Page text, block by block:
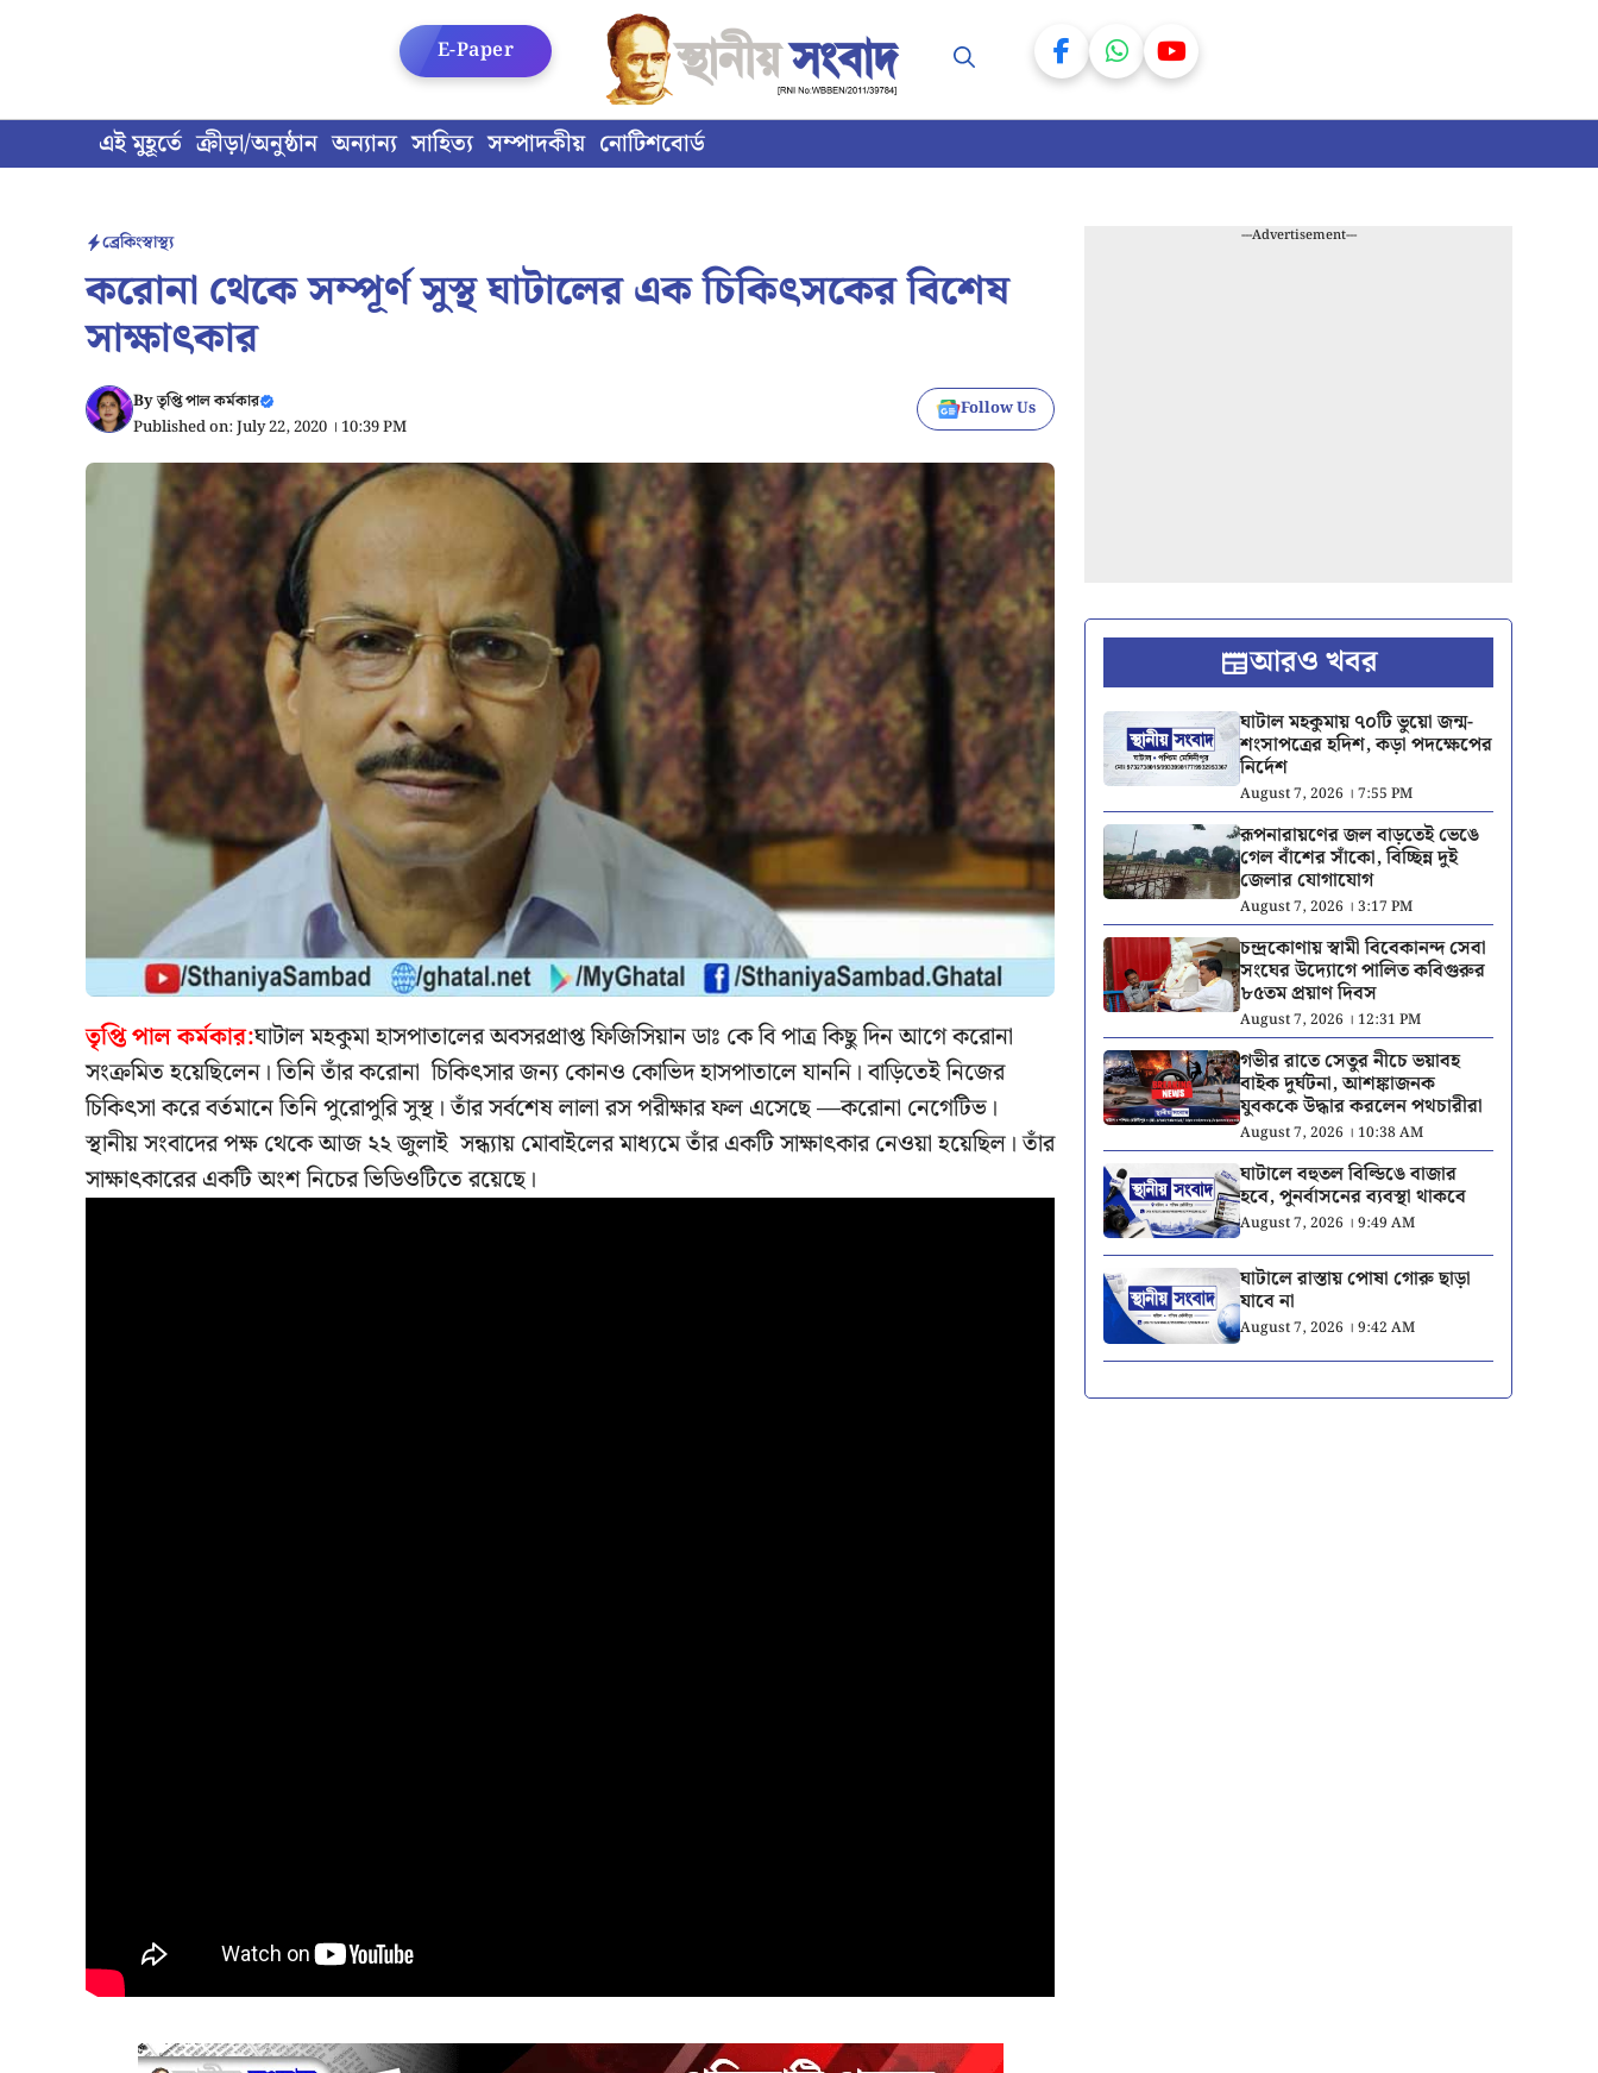
এই মুহূর্তে ক্রীড়া/অনুষ্ঠান অন্যান্য সাহিত্য সম্পাদকীয় নোটিশবোর্ড
E-Paper
ব্রেকিংস্বাস্থ্য
করোনা থেকে সম্পূর্ণ সুস্থ ঘাটালের এক চিকিৎসকের বিশেষ
সাক্ষাৎকার
Byতৃপ্তি পাল কর্মকার
Published on: July 22, 2020 । 10:39 PM
Follow Us
তৃপ্তি পাল কর্মকার:ঘাটাল মহকুমা হাসপাতালের অবসরপ্রাপ্ত ফিজিসিয়ান ডাঃ কে বি পাত্র কিছু দিন আগে করোনা
সংক্রমিত হয়েছিলেন। তিনি তাঁর করোনা চিকিৎসার জন্য কোনও কোভিদ হাসপাতালে যাননি। বাড়িতেই নিজের
চিকিৎসা করে বর্তমানে তিনি পুরোপুরি সুস্থ। তাঁর সর্বশেষ লালা রস পরীক্ষার ফল এসেছে —করোনা নেগেটিভ।
স্থানীয় সংবাদের পক্ষ থেকে আজ ২২ জুলাই সন্ধ্যায় মোবাইলের মাধ্যমে তাঁর একটি সাক্ষাৎকার নেওয়া হয়েছিল। তাঁর
সাক্ষাৎকারের একটি অংশ নিচের ভিডিওটিতে রয়েছে।
---Advertisement---
আরও খবর
ঘাটাল মহকুমায় ৭০টি ভুয়ো জন্ম-
শংসাপত্রের হদিশ, কড়া পদক্ষেপের
নির্দেশ
August 7, 2026 । 7:55 PM
রূপনারায়ণের জল বাড়তেই ভেঙে
গেল বাঁশের সাঁকো, বিচ্ছিন্ন দুই
জেলার যোগাযোগ
August 7, 2026 । 3:17 PM
চন্দ্রকোণায় স্বামী বিবেকানন্দ সেবা
সংঘের উদ্যোগে পালিত কবিগুরুর
৮৫তম প্রয়াণ দিবস
August 7, 2026 । 12:31 PM
গভীর রাতে সেতুর নীচে ভয়াবহ
বাইক দুর্ঘটনা, আশঙ্কাজনক
যুবককে উদ্ধার করলেন পথচারীরা
August 7, 2026 । 10:38 AM
ঘাটালে বহুতল বিল্ডিঙে বাজার
হবে, পুনর্বাসনের ব্যবস্থা থাকবে
August 7, 2026 । 9:49 AM
ঘাটালে রাস্তায় পোষা গোরু ছাড়া
যাবে না
August 7, 2026 । 9:42 AM